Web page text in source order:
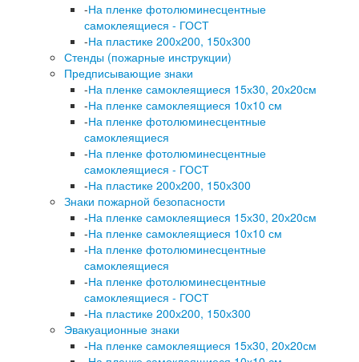
-На пленке фотолюминесцентные
самоклеящиеся - ГОСТ
-На пластике 200х200, 150х300
Стенды (пожарные инструкции)
Предписывающие знаки
-На пленке самоклеящиеся 15х30, 20х20см
-На пленке самоклеящиеся 10х10 см
-На пленке фотолюминесцентные
самоклеящиеся
-На пленке фотолюминесцентные
самоклеящиеся - ГОСТ
-На пластике 200х200, 150х300
Знаки пожарной безопасности
-На пленке самоклеящиеся 15х30, 20х20см
-На пленке самоклеящиеся 10х10 см
-На пленке фотолюминесцентные
самоклеящиеся
-На пленке фотолюминесцентные
самоклеящиеся - ГОСТ
-На пластике 200х200, 150х300
Эвакуационные знаки
-На пленке самоклеящиеся 15х30, 20х20см